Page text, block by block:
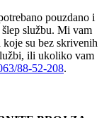
pouzdano i
službu. Mi vam
su bez skrivenih
ili ukoliko vam
88-52-208.